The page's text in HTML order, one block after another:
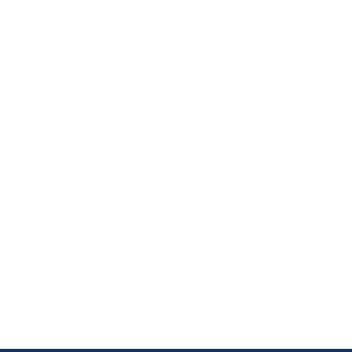
Parcours modulaire sur les